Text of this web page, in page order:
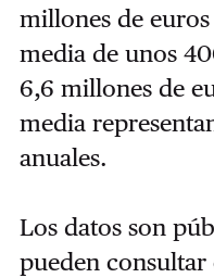
millones de
media de unos
6,6 millones de
media
anuales.
Los datos son
pueden consultar